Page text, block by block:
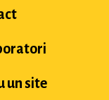
un site